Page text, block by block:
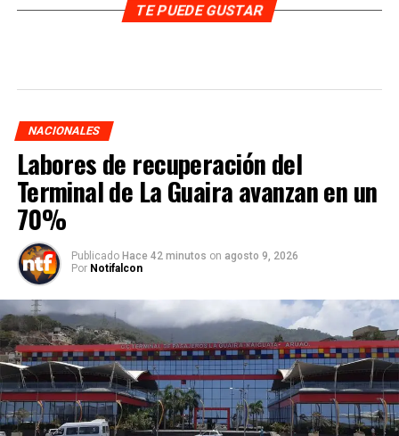
TE PUEDE GUSTAR
NACIONALES
Labores de recuperación del
Terminal de La Guaira avanzan en un
70%
Publicado Hace 42 minutos on agosto 9, 2026
Por Notifalcon